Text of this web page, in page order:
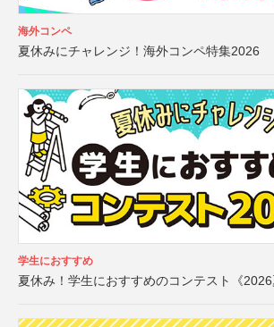
海外コンペ
夏休みにチャレンジ！海外コンペ特集2026
学生におすすめ
夏休み！学生におすすめのコンテスト《2026